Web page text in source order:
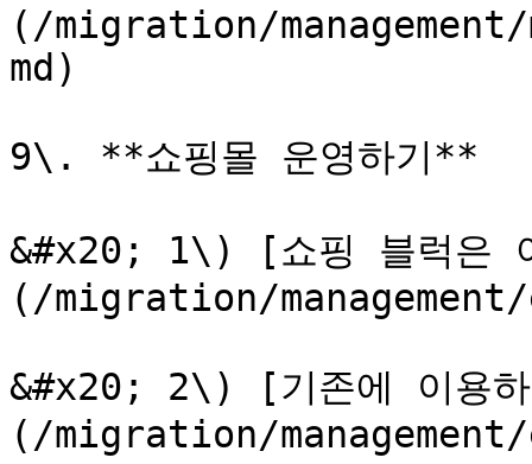
(/migration/management/
md)
9\. **쇼핑몰 운영하기**
&#x20; 1\) [쇼핑 블럭은
(/migration/management/
&#x20; 2\) [기존에 이용하
(/migration/management/